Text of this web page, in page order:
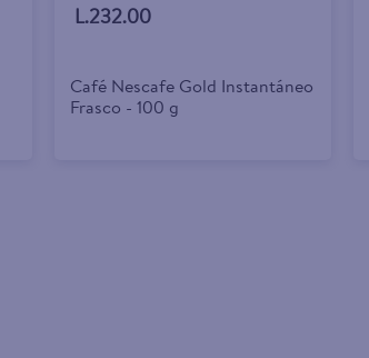
L.232.00
Café Nescafe Gold Instantáneo
Frasco - 100 g